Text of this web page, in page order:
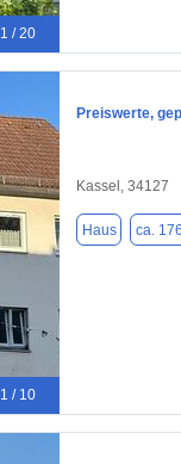
1 / 20
1 / 10
Preiswerte,
Kassel, 34127
Haus ca.